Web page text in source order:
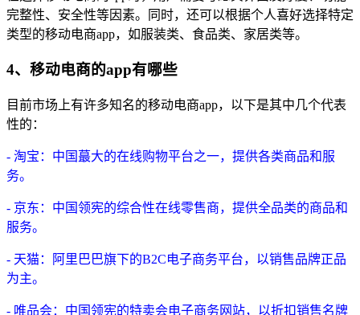
完整性、安全性等因素。同时，还可以根据个人喜好选择特定
类型的移动电商app，如服装类、食品类、家居类等。
4、移动电商的app有哪些
目前市场上有许多知名的移动电商app，以下是其中几个代表
性的：
- 淘宝：中国蕞大的在线购物平台之一，提供各类商品和服
务。
- 京东：中国领宪的综合性在线零售商，提供全品类的商品和
服务。
- 天猫：阿里巴巴旗下的B2C电子商务平台，以销售品牌正品
为主。
- 唯品会：中国领宪的特卖会电子商务网站，以折扣销售名牌